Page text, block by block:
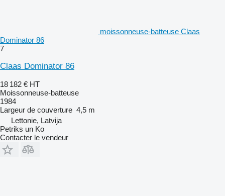
moissonneuse-batteuse Claas
Dominator 86
7
Claas Dominator 86
18 182 € HT
Moissonneuse-batteuse
1984
Largeur de couverture 4,5 m
Lettonie, Latvija
Petriks un Ko
Contacter le vendeur